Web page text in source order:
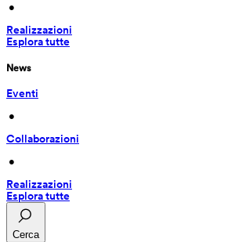
•
Realizzazioni
Esplora tutte
News
Eventi
•
Collaborazioni
•
Realizzazioni
Esplora tutte
Cerca